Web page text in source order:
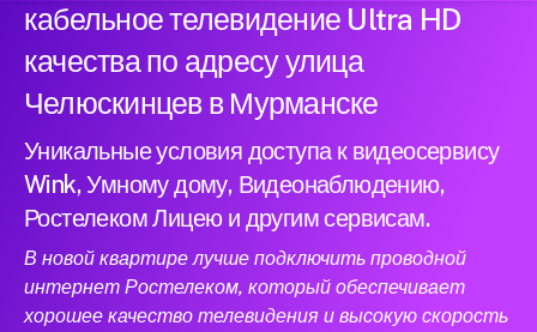
кабельное телевидение Ultra HD
качества по адресу улица
Челюскинцев в Мурманске
Уникальные условия доступа к видеосервису
Wink, Умному дому, Видеонаблюдению,
Ростелеком Лицею и другим сервисам.
В новой квартире лучше подключить проводной
интернет Ростелеком, который обеспечивает
хорошее качество телевидения и высокую скорость